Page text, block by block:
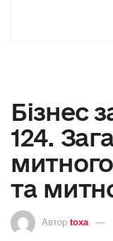
Бізнес
124.
та
Автор toxa